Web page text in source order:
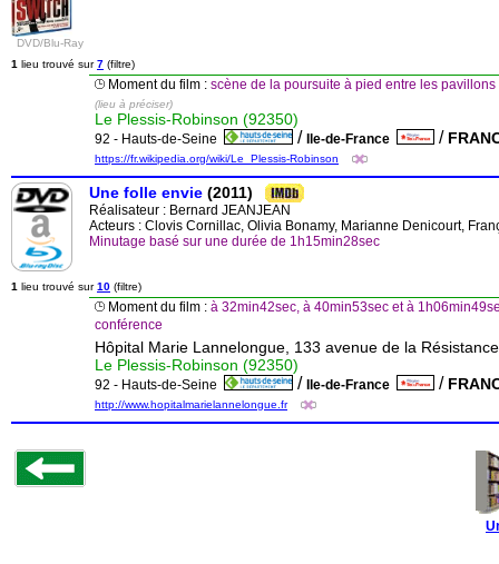
DVD/Blu-Ray
1 lieu trouvé sur7 (filtre)
Moment du film : scène de la poursuite à pied entre les
(lieu à préciser)
Le Plessis-Robinson (92350)
92 - Hauts-de-Seine / Ile-de-France /
https://fr.wikipedia.org/wiki/Le_Plessis-Robinson
Une folle envie (2011)
Réalisateur : Bernard JEANJEAN
Acteurs : Clovis Cornillac, Olivia Bonamy, Marianne Denicourt,
Minutage basé sur une durée de 1h15min28sec
1 lieu trouvé sur10 (filtre)
Moment du film : à 32min42sec, à 40min53sec et à
conférence
Hôpital Marie Lannelongue, 133 avenue de la Résistance
Le Plessis-Robinson (92350)
92 - Hauts-de-Seine / Ile-de-France /
http://www.hopitalmarielannelongue.fr